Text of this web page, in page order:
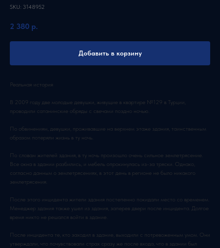
SKU: 3148952
2 380 р.
Добавить в корзину
Реальная история
В 2009 году две молодые девушки, живущие в квартире №129 в Турции,
проводили сатанинские обряды с свечами поздно ночью.
По обвинениям, девушки, проживавшие на верхнем этаже здания, таинственным
образом потеряли жизнь в ту ночь.
По словам жителей здания, в ту ночь произошло очень сильное землетрясение.
Все окна в здании разбились, и мебель опрокинулась из-за тряски. Однако,
согласно данным о землетрясениях, в этот день в регионе не было никакого
землетрясения.
После этого инцидента жители здания постепенно покидали место со временем.
Менеджер здания также ушел из здания, заперев двери после инцидента. Долгое
время никто не решался войти в здание.
После инцидента те, кто заходил в здание, выходили с потревоженным умом. Они
утверждали, что почувствовали страх сразу же после входа, что в здании был